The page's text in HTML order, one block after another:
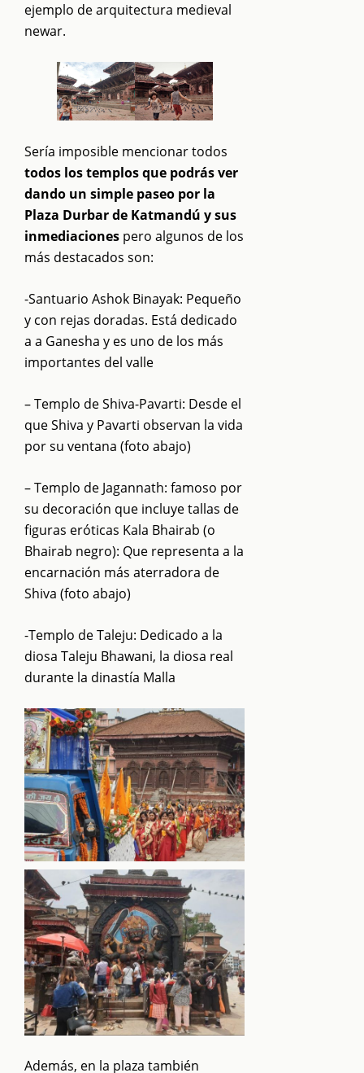
ejemplo de arquitectura medieval
newar.
Sería imposible mencionar todos
todos los templos que podrás ver
dando un simple paseo por la
Plaza Durbar de Katmandú y sus
inmediaciones pero algunos de los
más destacados son:
-Santuario Ashok Binayak: Pequeño
y con rejas doradas. Está dedicado
a a Ganesha y es uno de los más
importantes del valle
– Templo de Shiva-Pavarti: Desde el
que Shiva y Pavarti observan la vida
por su ventana (foto abajo)
– Templo de Jagannath: famoso por
su decoración que incluye tallas de
figuras eróticas Kala Bhairab (o
Bhairab negro): Que representa a la
encarnación más aterradora de
Shiva (foto abajo)
-Templo de Taleju: Dedicado a la
diosa Taleju Bhawani, la diosa real
durante la dinastía Malla
Además, en la plaza también